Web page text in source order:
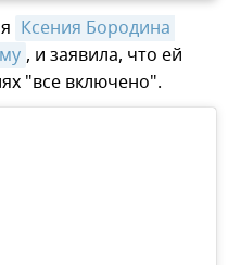
Ксения Бородина
, и заявила, что ей
"все включено".